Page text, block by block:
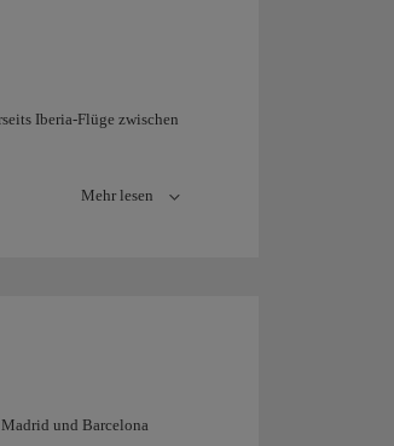
Iberia-Flüge zwischen
Mehr lesen
und Barcelona